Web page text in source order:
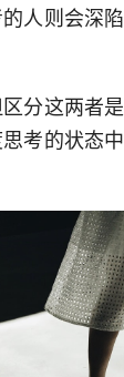
人则会深
分这两者
考的状态